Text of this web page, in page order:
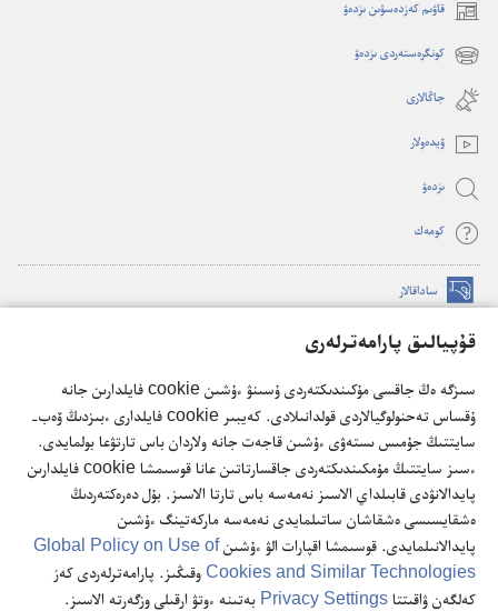
قۇپيالىق پارامەترلەرى
سىزگە ەڭ جاقسى مۇكىندىكتەردى ۇسىنۋ ءۇشىن cookie فايلدارىن جانە
ۇقساس تەحنولوگيالاردى قولدانىلادى. كەيبىر cookie فايلدارى ءبىزدىڭ ۆەب-
سايتتىڭ جۇمىس ىستەۋى ءۇشىن قاجەت جانە ولاردان باس تارتۋعا بولمايدى.
ءسىز سايتتىڭ مۇمكىندىكتەردى جاقسارتاتىن عانا قوسىمشا cookie فايلدارىن
پايدالانۋدى قابىلداي الاسىز نەمەسە باس تارتا الاسىز. بۇل دەرەكتەردىڭ
ەشقايسىسى ەشقاشان ساتىلمايدى نەمەسە ماركەتينگ ءۇشىن
پايدالانىلمايدى. قوسىمشا اقپارات الۋ ءۇشىنGlobal Policy on Use of
Cookies and Similar Technologies وقىڭىز. پارامەترلەردى كەز
كەلگەن ۋاقىتتا Privacy Settings بەتىنە ءوتۋ ارقىلى وزگەرتە الاسىز.
قاۋىم كەزدەسۋىن ىزدەۋ
(opens
new
window)
كونگرەستەردى ىزدەۋ
(opens
new
window)
جاڭالارى
ۆيدە‌ولار
ىزدە‌ۋ
كومە‌ك
ساداقالار
(opens
window) كۇزەت مۇناراسىنىڭ تورداعى كىتاپحاناسى
new
window)
JW Hub
®
(opens
new
window)
JW Library
Copyright© 2026 Watch Tower Bible and Tract Society of Pennsylvania.